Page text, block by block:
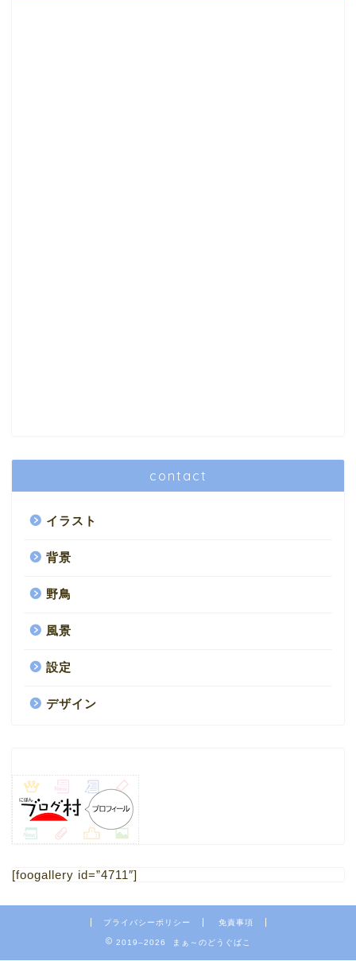
contact
イラスト
背景
野鳥
風景
設定
デザイン
[foogallery id=”4711″]
プライバシーポリシー 免責事項
2019–2026 まぁ～のどうぐばこ
4.フリー素材 写真